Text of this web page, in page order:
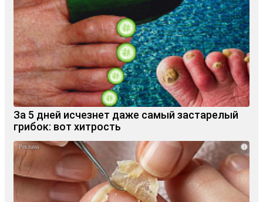
За 5 дней исчезнет даже самый застарелый
грибок: вот хитрость
i